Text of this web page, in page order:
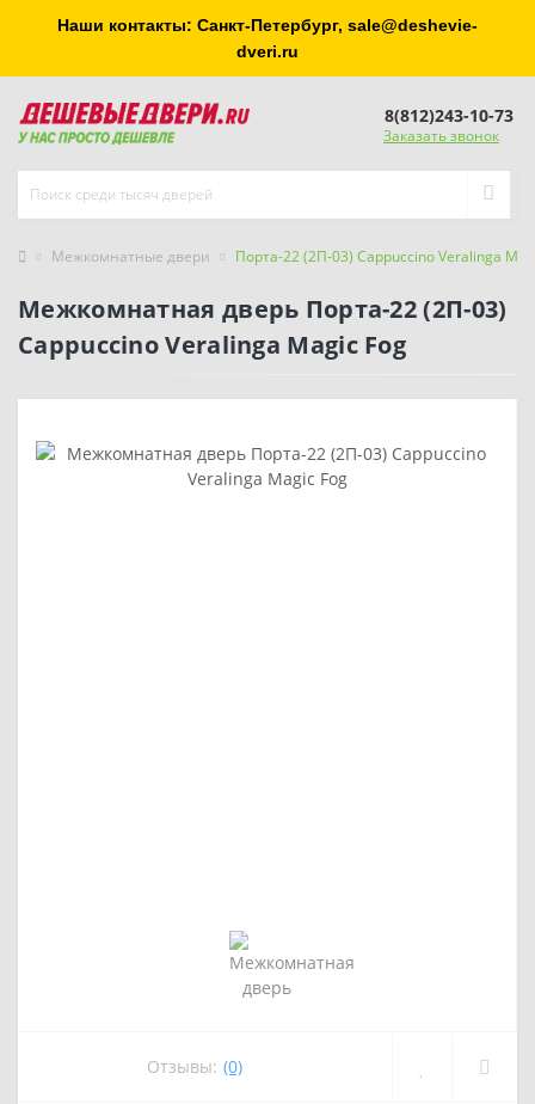
Наши контакты: Санкт-Петербург, sale@deshevie-
dveri.ru
8(812)243-10-73
Заказать звонок
Межкомнатные двери Порта-22 (2П-03) Cappuccino Veralinga
Межкомнатная дверь Порта-22 (2П-03)
Cappuccino Veralinga Magic Fog
Отзывы: (0)